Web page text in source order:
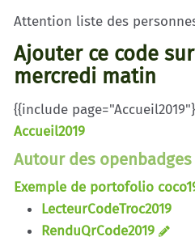
Attention liste des
Ajouter ce code
mercredi matin
{{include
Accueil2019
Autour des
Exemple de portofolio
LecteurCodeTroc2019
RenduQrCode2019